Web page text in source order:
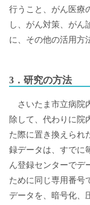
行うこと、がん医療
し、がん対策、がん
に、その他の活用方
3．研究の方法
さいたま市立病院
除して、代わりに院
た際に置き換えられ
録データは、すでに
ん登録センターでデ
ために同じ専用番号
データを、暗号化、